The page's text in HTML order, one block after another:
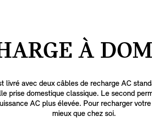
À
livré avec deux câbles de recharge AC
prise domestique classique. Le second
AC plus élevée. Pour recharger
mieux que chez soi.